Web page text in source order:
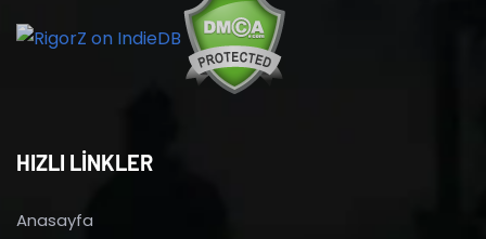
HIZLI LİNKLER
Anasayfa